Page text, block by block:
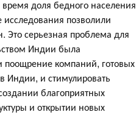
доля бедного населения
позволили
Это серьезная проблема для
Индии была
компаний, готовых
Индии, и стимулировать
благоприятных
и открытии новых